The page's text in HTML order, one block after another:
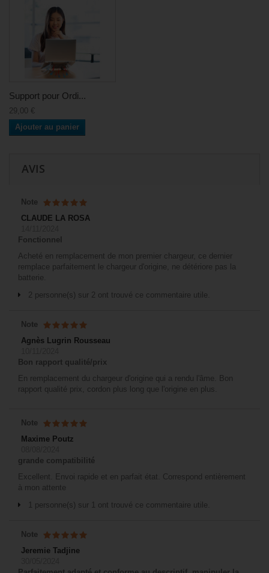
Support pour Ordi...
29,00 €
Ajouter au panier
AVIS
Note
CLAUDE LA ROSA
Fonctionnel
Acheté en remplacement de mon premier chargeur, ce dernier
remplace parfaitement le chargeur d'origine, ne détériore pas la
batterie.
2 personne(s) sur 2 ont trouvé ce commentaire utile.
Note
Agnès Lugrin Rousseau
Bon rapport qualité/prix
En remplacement du chargeur d'origine qui a rendu l'âme. Bon
rapport qualité prix, cordon plus long que l'origine en plus.
Note
Maxime Poutz
grande compatibilité
Excellent. Envoi rapide et en parfait état. Correspond entièrement
à mon attente
1 personne(s) sur 1 ont trouvé ce commentaire utile.
Note
Jeremie Tadjine